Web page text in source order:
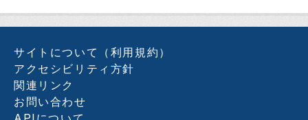
サイトについて（利用規約）
アクセシビリティ方針
関連リンク
お問い合わせ